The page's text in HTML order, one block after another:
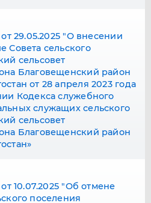
29.05.2025 "О внесении
Совета сельского
сельсовет
Благовещенский район
от 28 апреля 2023 года
Кодекса служебного
служащих сельского
сельсовет
Благовещенский район
10.07.2025 "Об отмене
поселения